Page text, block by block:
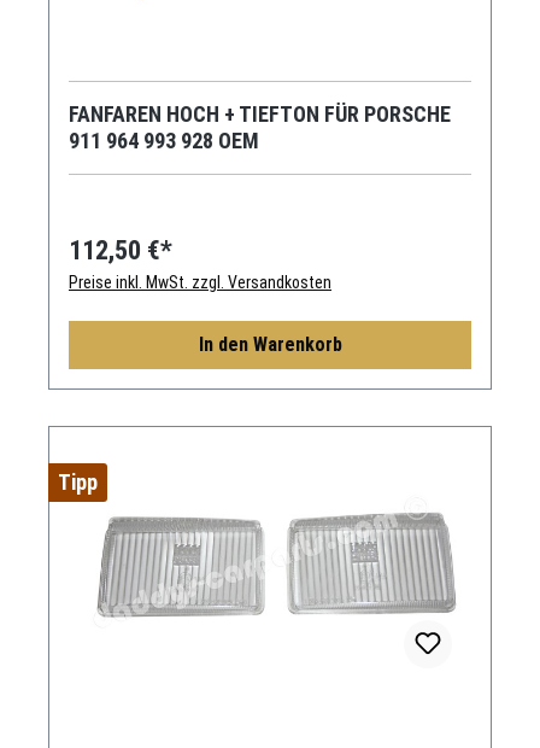
FANFAREN HOCH + TIEFTON FÜR PORSCHE
911 964 993 928 OEM
112,50 €*
Preise inkl. MwSt. zzgl. Versandkosten
In den Warenkorb
Tipp